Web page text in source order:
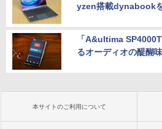
yzen搭載dynabook
「A&ultima
るオーディオの醍醐味
本サイトのご利用について